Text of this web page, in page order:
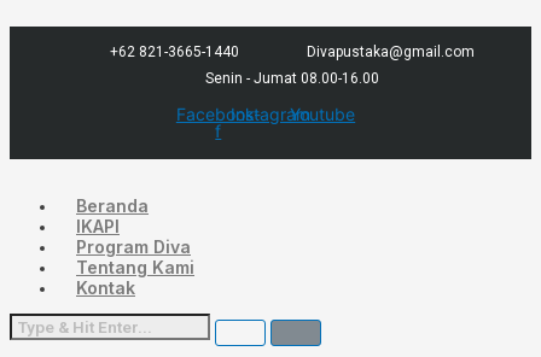
ke
+62 821-3665-1440
Divapustaka@gmail.com
Senin - Jumat 08.00-16.00
Facebook-
f
InstagramYoutube
Beranda
IKAPI
Program Diva
Tentang Kami
Kontak
Peran
Mahasiswa
Kehidupan